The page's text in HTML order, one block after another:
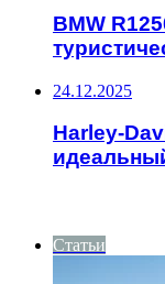
BMW
24.12.2025
Harley-
Статьи